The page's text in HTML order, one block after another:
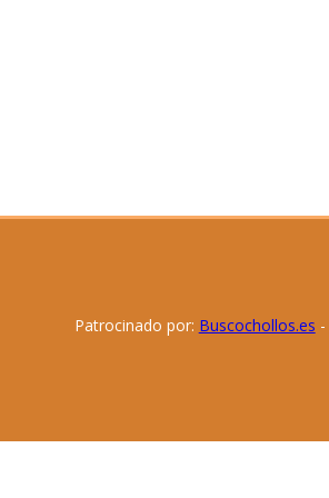
Patrocinado por: Buscochollos.es -